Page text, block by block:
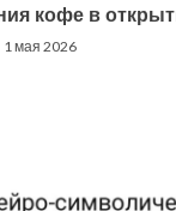
кофе в
1 мая 2026